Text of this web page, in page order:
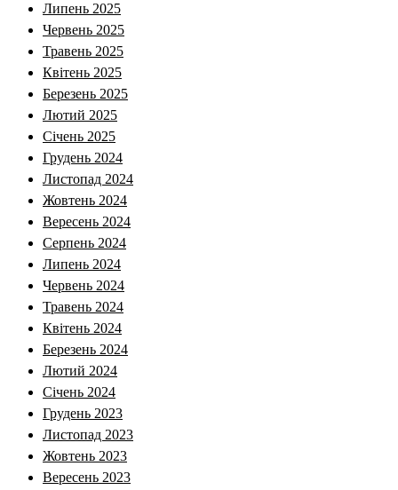
Липень 2025
Червень 2025
Травень 2025
Квітень 2025
Березень 2025
Лютий 2025
Січень 2025
Грудень 2024
Листопад 2024
Жовтень 2024
Вересень 2024
Серпень 2024
Липень 2024
Червень 2024
Травень 2024
Квітень 2024
Березень 2024
Лютий 2024
Січень 2024
Грудень 2023
Листопад 2023
Жовтень 2023
Вересень 2023